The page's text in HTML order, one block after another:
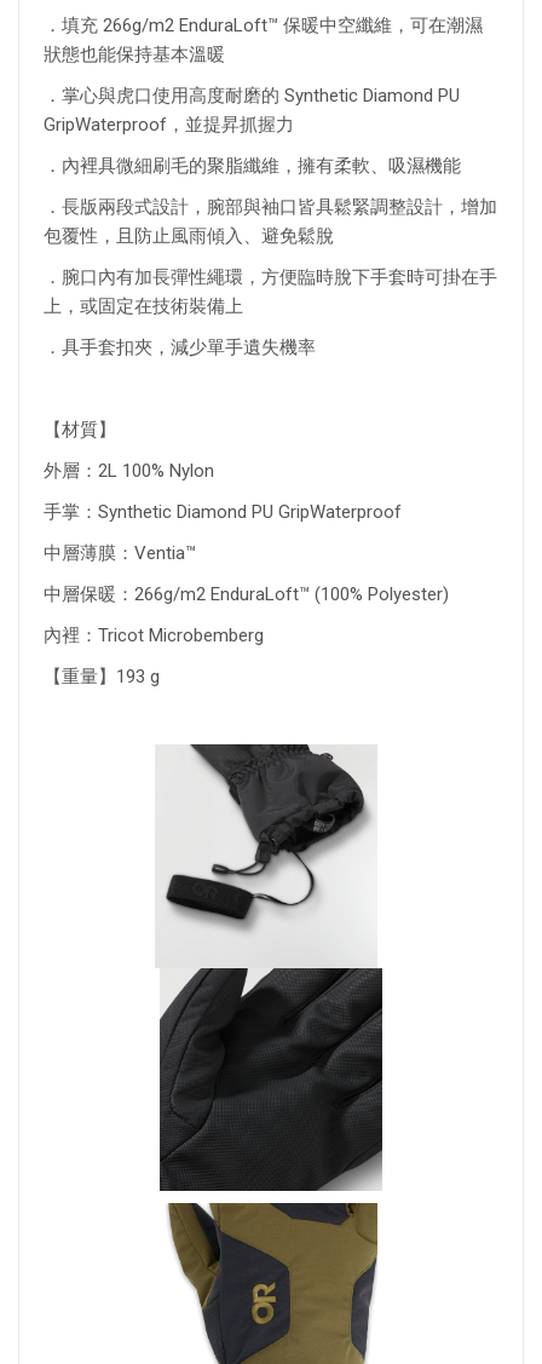
．填充 266g/m2 EnduraLoft™ 保暖中空纖維，可在潮濕
狀態也能保持基本溫暖
． 掌心與虎口使用高度耐磨的 Synthetic Diamond PU
GripWaterproof，並提昇抓握力
． 內裡具微細刷毛的聚脂纖維，擁有柔軟、吸濕機能
．長版兩段式設計，腕部與袖口皆具鬆緊調整設計，增加
包覆性，且防止風雨傾入、避免鬆脫
．腕口內有加長彈性繩環，方便臨時脫下手套時可掛在手
上，或固定在技術裝備上
．具手套扣夾，減少單手遺失機率
【材質】
外層：2L 100% Nylon
手掌：Synthetic Diamond PU GripWaterproof
中層薄膜：Ventia™
中層保暖： 266g/m2 EnduraLoft™ (100% Polyester)
內裡：Tricot Microbemberg
【重量】193 g